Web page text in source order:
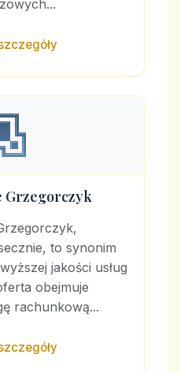
Grzegorczyk
to synonim
jakości usług
obejmuje
rachunkową...